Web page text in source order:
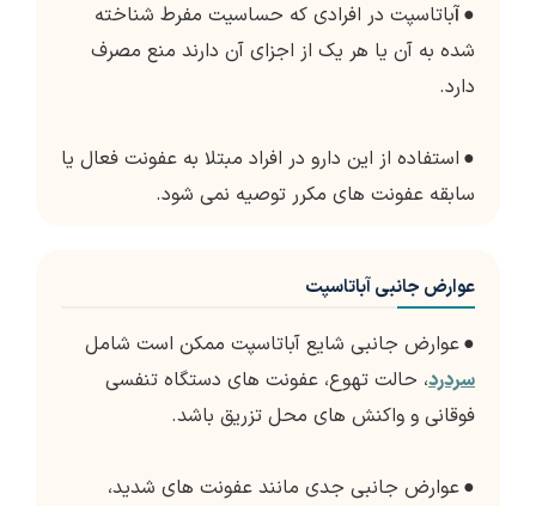
● آباتاسپت در افرادی که حساسیت مفرط شناخته
شده به آن یا هر یک از اجزای آن دارند منع مصرف
دارد.
● استفاده از این دارو در افراد مبتلا به عفونت فعال یا
سابقه عفونت های مکرر توصیه نمی شود.
عوارض جانبی آباتاسپت
●عوارض جانبی شایع آباتاسپت ممکن است شامل
سردرد، حالت تهوع، عفونت های دستگاه تنفسی
فوقانی و واکنش های محل تزریق باشد.
●عوارض جانبی جدی مانند عفونت های شدید،